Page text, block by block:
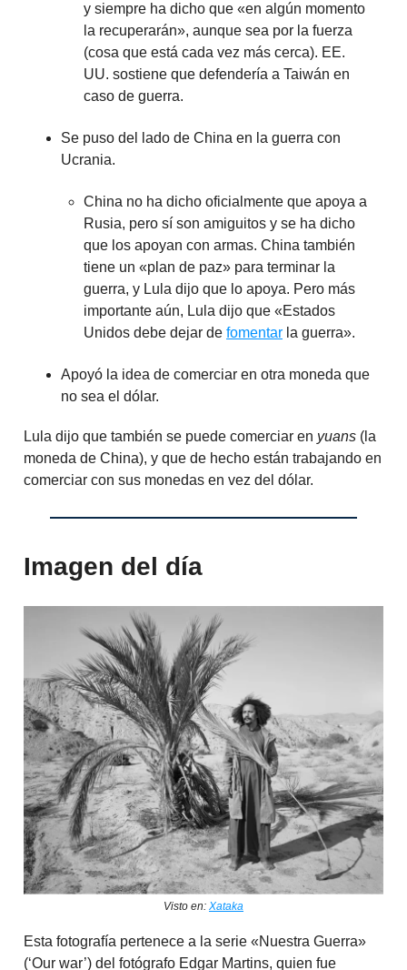
y siempre ha dicho que «en algún momento
la recuperarán», aunque sea por la fuerza
(cosa que está cada vez más cerca). EE.
UU. sostiene que defendería a Taiwán en
caso de guerra.
Se puso del lado de China en la guerra con
Ucrania.
China no ha dicho oficialmente que apoya a
Rusia, pero sí son amiguitos y se ha dicho
que los apoyan con armas. China también
tiene un «plan de paz» para terminar la
guerra, y Lula dijo que lo apoya. Pero más
importante aún, Lula dijo que «Estados
Unidos debe dejar de fomentar la guerra».
Apoyó la idea de comerciar en otra moneda que
no sea el dólar.
Lula dijo que también se puede comerciar en yuans (la
moneda de China), y que de hecho están trabajando en
comerciar con sus monedas en vez del dólar.
Imagen del día
Visto en: Xataka
Esta fotografía pertenece a la serie «Nuestra Guerra»
(‘Our war’) del fotógrafo Edgar Martins, quien fue